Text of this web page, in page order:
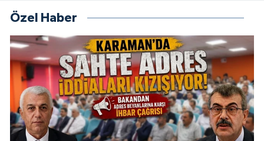
Özel Haber